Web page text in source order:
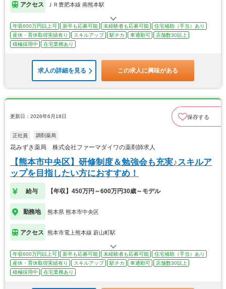
アクセス ＪＲ豊肥本線 南熊本駅
年収600万円以上可 新卒も応募可能 未経験者も応募可能
住宅補助（手当）あり
産休・育休取得実績有り
スキルアップ 駅チカ 車通勤可
店舗数30以上
積極採用中
在宅業務あり
求人の詳細を見る この求人に興味がある
更新日：2026年6月18日 保存する
正社員 調剤薬局
花みずき薬局 株式会社ファーマダイワの薬剤師求人
【熊本市中央区】研修制度＆勉強会も充実♪スキルア
ップを目指したい方におすすめ！
給与 【年収】450万円～600万円30歳～モデル
勤務地 熊本県 熊本市中央区
アクセス 熊本市電上熊本線 蔚山町駅
年収600万円以上可 新卒も応募可能 未経験者も応募可能
住宅補助（手当）あり
産休・育休取得実績有り
スキルアップ 駅チカ 車通勤可
店舗数30以上
積極採用中
在宅業務あり